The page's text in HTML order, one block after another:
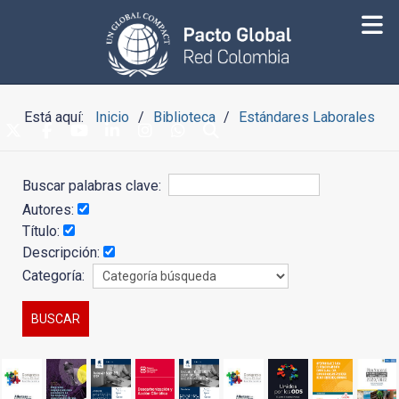
Está aquí: Inicio Biblioteca Estándares Laborales
Buscar palabras clave:
Autores:
Título:
Descripción:
Categoría: